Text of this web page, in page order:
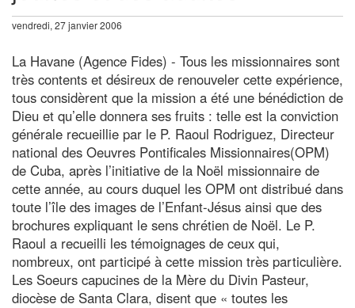
vendredi, 27 janvier 2006
La Havane (Agence Fides) - Tous les missionnaires sont
très contents et désireux de renouveler cette expérience,
tous considèrent que la mission a été une bénédiction de
Dieu et qu’elle donnera ses fruits : telle est la conviction
générale recueillie par le P. Raoul Rodriguez, Directeur
national des Oeuvres Pontificales Missionnaires(OPM)
de Cuba, après l’initiative de la Noël missionnaire de
cette année, au cours duquel les OPM ont distribué dans
toute l’île des images de l’Enfant-Jésus ainsi que des
brochures expliquant le sens chrétien de Noël. Le P.
Raoul a recueilli les témoignages de ceux qui,
nombreux, ont participé à cette mission très particulière.
Les Soeurs capucines de la Mère du Divin Pasteur,
diocèse de Santa Clara, disent que « toutes les